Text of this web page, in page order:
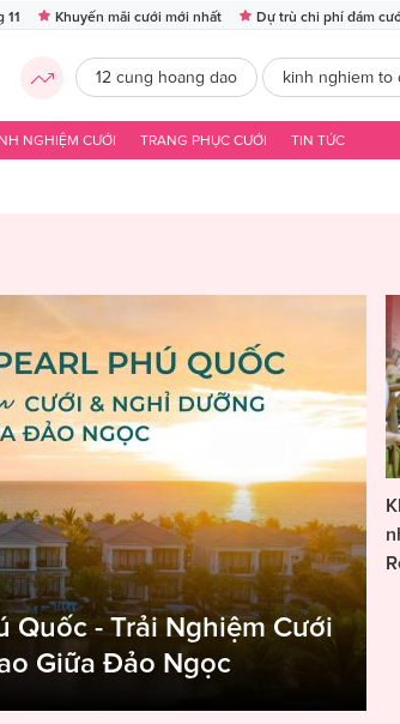
11 Khuyến mãi cưới mới nhất Dự trù chi phí đám
12 cung hoang dao kinh nghiem to
NGHIỆM CƯỚI TRANG PHỤC CƯỚI TIN TỨC
Quốc - Trải Nghiệm Cưới
Giữa Đảo Ngọc